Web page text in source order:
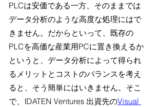
PLCは安価である一方、そのままでは
データ分析のような高度な処理にはで
きません。だからといって、既存の
PLCを高価な産業用PCに置き換えるか
というと、データ分析によって得られ
るメリットとコストのバランスを考え
ると、そう簡単にはいきません。そこ
で、IDATEN Ventures 出資先のVisual